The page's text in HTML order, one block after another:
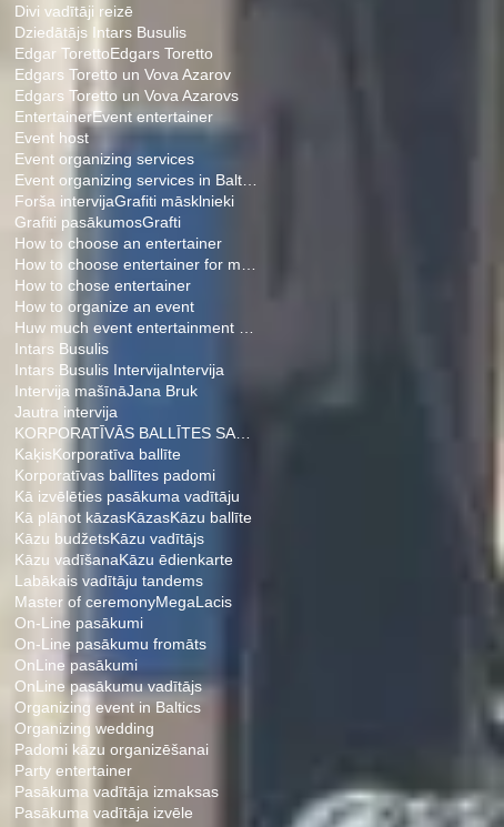
Divi vadītāji reizē
Dziedātājs Intars Busulis
Edgar TorettoEdgars Toretto
Edgars Toretto un Vova Azarov
Edgars Toretto un Vova Azarovs
EntertainerEvent entertainer
Event host
Event organizing services
Forša intervijaGrafiti māsklnieki
Grafiti pasākumosGrafti
How to choose an entertainer
How to chose entertainer
How to organize an event
Intars Busulis
Intars Busulis IntervijaIntervija
Intervija mašīnāJana Bruk
Jautra intervija
KaķisKorporatīva ballīte
Korporatīvas ballītes padomi
Kā izvēlēties pasākuma vadītāju
Kā plānot kāzasKāzasKāzu ballīte
Kāzu budžetsKāzu vadītājs
Kāzu vadīšanaKāzu ēdienkarte
Labākais vadītāju tandems
Master of ceremonyMegaLacis
On-Line pasākumi
On-Line pasākumu fromāts
OnLine pasākumi
OnLine pasākumu vadītājs
Organizing event in Baltics
Organizing wedding
Padomi kāzu organizēšanai
Party entertainer
Pasākuma vadītāja izmaksas
Pasākuma vadītāja izvēle